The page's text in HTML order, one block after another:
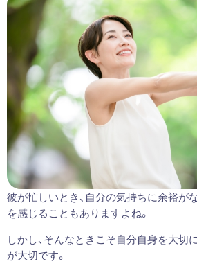
彼が忙しいとき、自分の気持ちに余裕が
を感じることもありますよね。
しかし、そんなときこそ自分自身を大切
が大切です。